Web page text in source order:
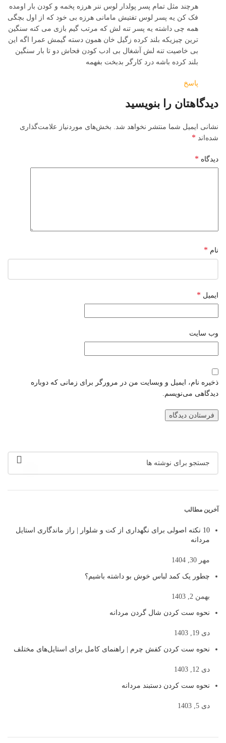
هرچند مثل تمام پسر پولدار لوس ننر هرزه پخمه و کودن بار اومده
فک کن یه پسر لوس تفتیش مامانی هرزه بی خود که از اول بچگی
همه چی داشته یه پسر تنه لش که مرتب گیم بازی می کنه سنگین
ترین چیزیکه بلند کرده زگیل خان همون دسته گیمش عمرا اگه این
بی خاصیت تنه لش آشغال بی ادب کودن فحاش دو تا بار سنگین
بلند کرده باشه درد کارگر بدبخت بفهمه
پاسخ
دیدگاهتان را بنویسید
نشانی ایمیل شما منتشر نخواهد شد. بخش‌های موردنیاز علامت‌گذاری
شده‌اند *
دیدگاه *
نام *
ایمیل *
وب‌ سایت
ذخیره نام، ایمیل و وبسایت من در مرورگر برای زمانی که دوباره
دیدگاهی می‌نویسم.
آخرین مطالب
10 نکته اصولی برای نگهداری از کت و شلوار | راز ماندگاری استایل
مردانه
مهر 30, 1404
چطور یک کمد لباس خوش بو داشته باشیم؟
بهمن 2, 1403
نحوه ست کردن شال گردن مردانه
دی 19, 1403
نحوه ست کردن کفش چرم | راهنمای کامل برای استایل‌های مختلف
دی 12, 1403
نحوه ست کردن دستبند مردانه
دی 5, 1403